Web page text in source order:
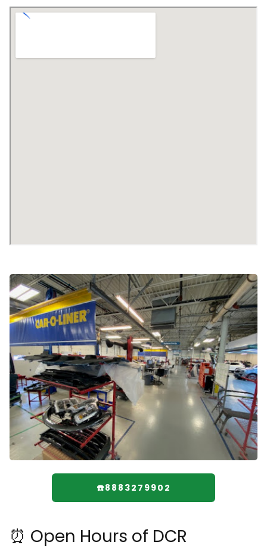
☎️8883279902
⏰ Open Hours of DCR